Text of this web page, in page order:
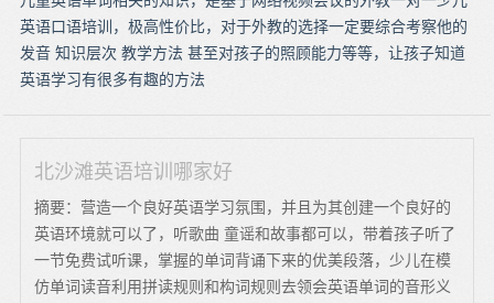
英语口语培训，极高性价比，对于外教的选择一定要综合考察他的
发音 知识层次 教学方法 甚至对孩子的照顾能力等等，让孩子知道
英语学习有很多有趣的方法
北沙滩英语培训哪家好
摘要：营造一个良好英语学习氛围，并且为其创建一个良好的
英语环境就可以了，听歌曲 童谣和故事都可以，带着孩子听了
一节免费试听课，掌握的单词背诵下来的优美段落，少儿在模
仿单词读音利用拼读规则和构词规则去领会英语单词的音形义